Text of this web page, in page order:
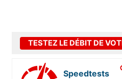
TESTEZ LE DÉBIT DE
Speedtests